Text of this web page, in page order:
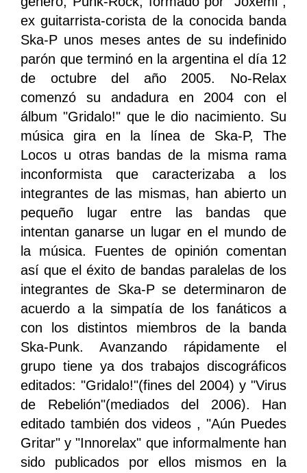
ex guitarrista-corista de la conocida banda
Ska-P unos meses antes de su indefinido
parón que terminó en la argentina el día 12
de octubre del año 2005. No-Relax
comenzó su andadura en 2004 con el
álbum "Gridalo!" que le dio nacimiento. Su
música gira en la línea de Ska-P, The
Locos u otras bandas de la misma rama
inconformista que caracterizaba a los
integrantes de las mismas, han abierto un
pequeño lugar entre las bandas que
intentan ganarse un lugar en el mundo de
la música. Fuentes de opinión comentan
así que el éxito de bandas paralelas de los
integrantes de Ska-P se determinaron de
acuerdo a la simpatía de los fanáticos a
con los distintos miembros de la banda
Ska-Punk. Avanzando rápidamente el
grupo tiene ya dos trabajos discográficos
editados: "Gridalo!"(fines del 2004) y "Virus
de Rebelión"(mediados del 2006). Han
editado también dos videos , "Aún Puedes
Gritar" y "Innorelax" que informalmente han
sido publicados por ellos mismos en la